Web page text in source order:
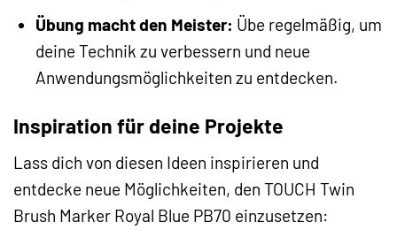
Übung macht den Meister: Übe regelmäßig, um
deine Technik zu verbessern und neue
Anwendungsmöglichkeiten zu entdecken.
Inspiration für deine Projekte
Lass dich von diesen Ideen inspirieren und
entdecke neue Möglichkeiten, den TOUCH Twin
Brush Marker Royal Blue PB70 einzusetzen: